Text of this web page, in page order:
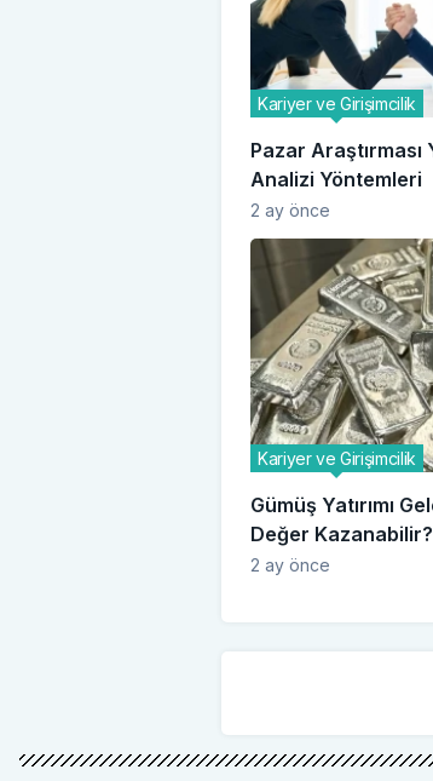
Pazar Araştırması
Analizi Yöntemleri
Kariyer ve Girişimcilik
2 ay önce
Gümüş Yatırımı
Değer Kazanabilir?
Kariyer ve Girişimcilik
2 ay önce